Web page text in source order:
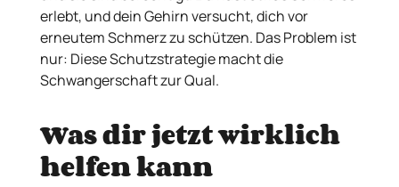
erlebt, und dein Gehirn versucht, dich vor
erneutem Schmerz zu schützen. Das Problem ist
nur: Diese Schutzstrategie macht die
Schwangerschaft zur Qual.
Was dir jetzt wirklich
helfen kann